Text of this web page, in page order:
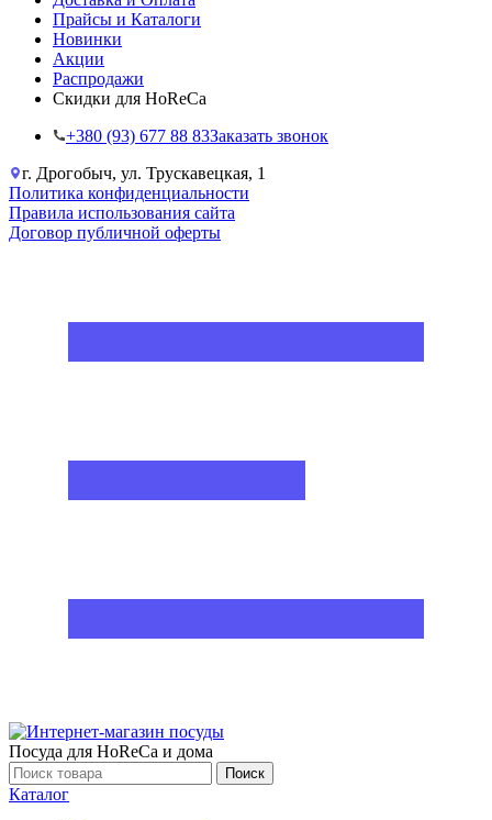
Прайсы и Каталоги
Новинки
Акции
Распродажи
Скидки для HoReCa
+38‎0 (93) 677 88 83Заказать звонок
г. Дрогобыч, ул. Трускавецкая, 1
Политика конфиденциальности
Правила использования сайта
Договор публичной оферты
Посуда для HoReCa и дома
Поиск
Каталог